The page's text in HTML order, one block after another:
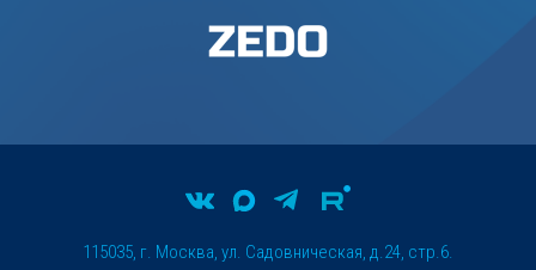
115035, г. Москва, ул. Садовническая, д.24, стр.6.